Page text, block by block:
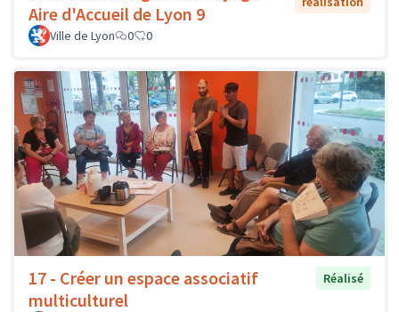
Aire d'Accueil de Lyon 9
Ville de Lyon 0 0
17 - Créer un espace associatif
multiculturel
Réalisé